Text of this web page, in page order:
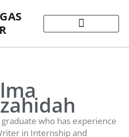
graduate who has experience
in Internship and